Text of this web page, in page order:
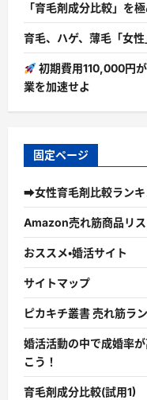
「育毛剤成分比較」を極
育毛、ハゲ、薄毛「女性
初期費用110,000円
業を加速せよ
固定ページ
➡女性育毛剤比較ラン
Amazon売れ筋商品リ
おススメ・婚活サイト
サイトマップ
ピカキチ叢書 売れ筋ラ
婚活活動の中で成婚率
こう！
育毛剤成分比較(試用1)